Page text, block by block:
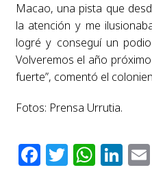
Macao, una pista que
la atención y me
logré y conseguí un
Volveremos el año
fuerte”, comentó el
Fotos: Prensa Urrutia.
Facebook
Twitter